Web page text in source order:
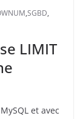
,SGBD,
LIMIT
et avec